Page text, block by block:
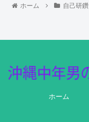
ホーム 自己研鑽
ホーム